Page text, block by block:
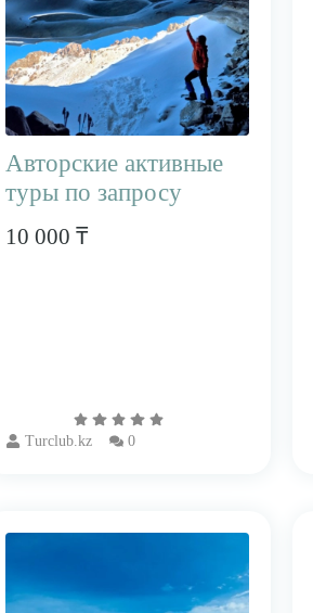
Авторские активные
туры по запросу
10 000 ₸
Turclub.kz 0